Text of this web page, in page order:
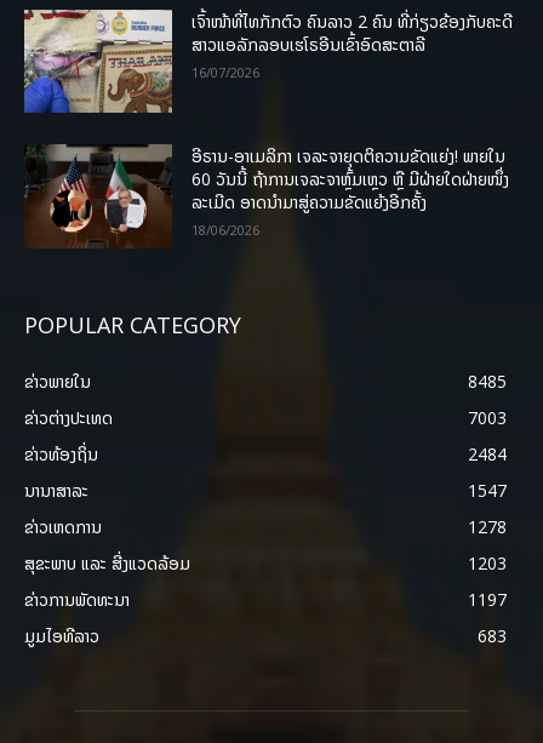
ເຈົ້າໜ້າທີ່ໄທກັກຕົວ ຄົນລາວ 2 ຄົນ ທີ່ກ່ຽວຂ້ອງກັບຄະດີ
ສາວແອລັກລອບເຮໂຣອີນເຂົ້າອົດສະຕາລີ
16/07/2026
ອີຣານ-ອາເມລິກາ ເຈລະຈາຍຸດຕິຄວາມຂັດແຍ່ງ! ພາຍໃນ
60 ວັນນີ້ ຖ້າການເຈລະຈາຫຼົ້ມເຫຼວ ຫຼື ມີຝ່າຍໃດຝ່າຍໜຶ່ງ
ລະເມີດ ອາດນໍາມາສູ່ຄວາມຂັດແຍ້ງອີກຄັ້ງ
18/06/2026
POPULAR CATEGORY
ຂ່າວພາຍ​ໃນ
8485
ຂ່າວຕ່າງປະເທດ
7003
ຂ່າວທ້ອງຖິ່ນ
2484
ນານາສາລະ
1547
ຂ່າວເຫດການ
1278
ສຸຂະພາບ ແລະ ສີ່ງແວດລ້ອມ
1203
ຂ່າວການພັດທະນາ
1197
ມູມໄອທີລາວ
683